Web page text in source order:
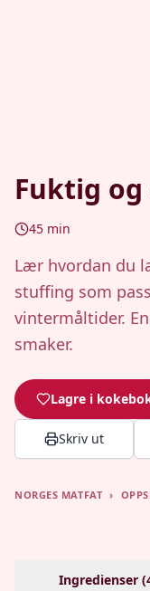
Fuktig
45 min
Lær hvordan du
stuffing som
vintermåltider.
smaker.
Lagre i
Skriv ut
NORGES MATFAT ›
Ingredienser (